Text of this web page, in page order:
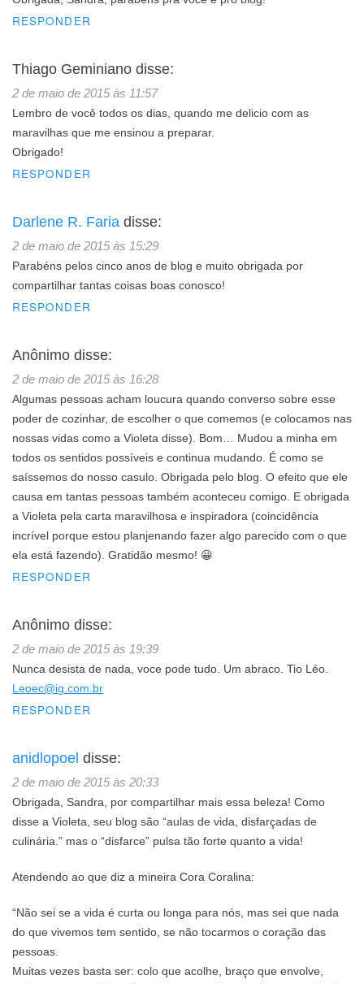
RESPONDER
Thiago Geminiano disse:
2 de maio de 2015 às 11:57
Lembro de você todos os dias, quando me delicio com as
maravilhas que me ensinou a preparar.
Obrigado!
RESPONDER
Darlene R. Faria disse:
2 de maio de 2015 às 15:29
Parabéns pelos cinco anos de blog e muito obrigada por
compartilhar tantas coisas boas conosco!
RESPONDER
Anônimo disse:
2 de maio de 2015 às 16:28
Algumas pessoas acham loucura quando converso sobre esse
poder de cozinhar, de escolher o que comemos (e colocamos nas
nossas vidas como a Violeta disse). Bom… Mudou a minha em
todos os sentidos possíveis e continua mudando. É como se
saíssemos do nosso casulo. Obrigada pelo blog. O efeito que ele
causa em tantas pessoas também aconteceu comigo. E obrigada
a Violeta pela carta maravilhosa e inspiradora (coincidência
incrível porque estou planjenando fazer algo parecido com o que
ela está fazendo). Gratidão mesmo! 😀
RESPONDER
Anônimo disse:
2 de maio de 2015 às 19:39
Nunca desista de nada, voce pode tudo. Um abraco. Tio Léo.
Leoec@ig.com.br
RESPONDER
anidlopoel disse:
2 de maio de 2015 às 20:33
Obrigada, Sandra, por compartilhar mais essa beleza! Como
disse a Violeta, seu blog são “aulas de vida, disfarçadas de
culinária.” mas o “disfarce” pulsa tão forte quanto a vida!
Atendendo ao que diz a mineira Cora Coralina:
“Não sei se a vida é curta ou longa para nós, mas sei que nada
do que vivemos tem sentido, se não tocarmos o coração das
pessoas.
Muitas vezes basta ser: colo que acolhe, braço que envolve,